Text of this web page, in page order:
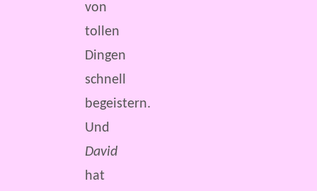
von
tollen
Dingen
schnell
begeistern.
Und
David
hat